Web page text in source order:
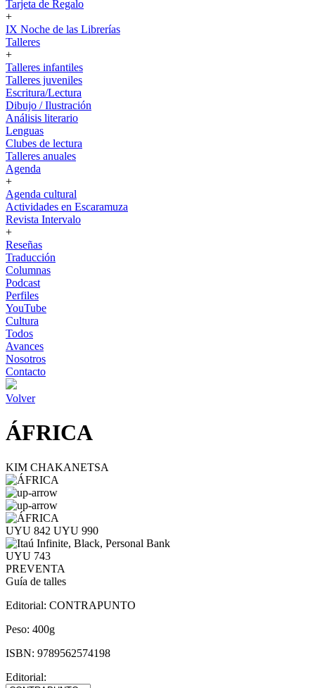
Tarjeta de Regalo
+
IX Noche de las Librerías
Talleres
+
Talleres infantiles
Talleres juveniles
Escritura/Lectura
Dibujo / Ilustración
Análisis literario
Lenguas
Clubes de lectura
Talleres anuales
Agenda
+
Agenda cultural
Actividades en Escaramuza
Revista Intervalo
+
Reseñas
Traducción
Columnas
Podcast
Perfiles
YouTube
Cultura
Todos
Avances
Nosotros
Contacto
Volver
ÁFRICA
KIM CHAKANETSA
UYU 842 UYU 990
UYU 743
PREVENTA
Guía de talles
Editorial: CONTRAPUNTO
Peso: 400g
ISBN: 9789562574198
Editorial: